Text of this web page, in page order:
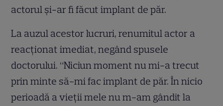
actorul şi-ar fi făcut implant de păr.
La auzul acestor lucruri, renumitul actor a
reacţionat imediat, negând spusele
doctorului. “Niciun moment nu mi-a trecut
prin minte să-mi fac implant de păr. În nicio
perioadă a vieţii mele nu m-am gândit la